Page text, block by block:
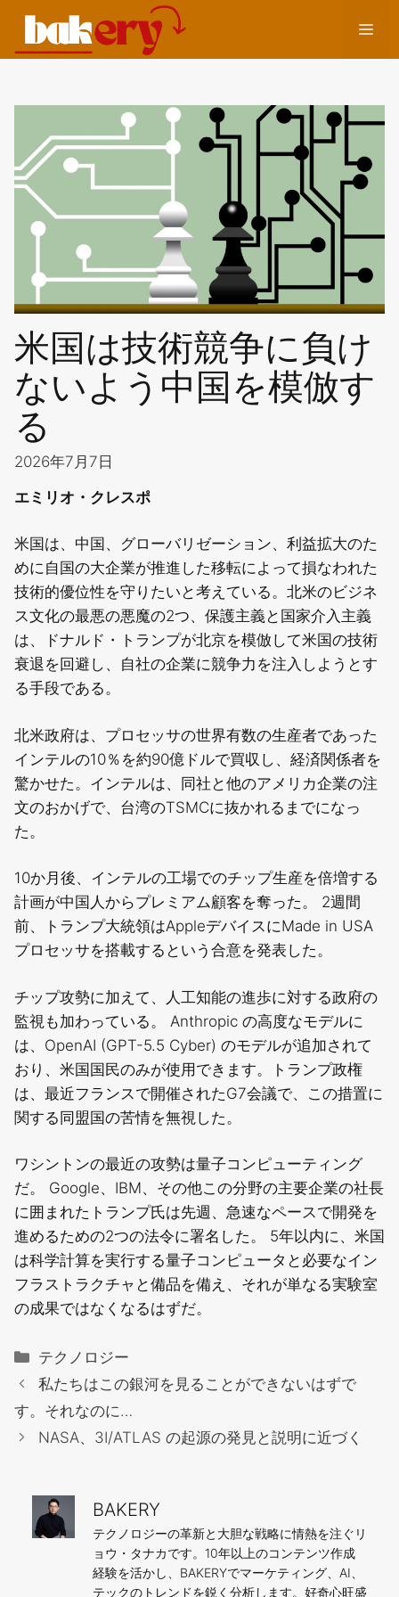
テ
メ
米国は技術競争に負け
ないよう中国を模倣す
る
2026年7月7日
エミリオ・クレスポ
米国は、中国、グローバリゼーション、利益拡大のた
めに自国の大企業が推進した移転によって損なわれた
技術的優位性を守りたいと考えている。北米のビジネ
ス文化の最悪の悪魔の2つ、保護主義と国家介入主義
は、ドナルド・トランプが北京を模倣して米国の技術
衰退を回避し、自社の企業に競争力を注入しようとす
る手段である。
北米政府は、プロセッサの世界有数の生産者であった
インテルの10％を約90億ドルで買収し、経済関係者を
驚かせた。インテルは、同社と他のアメリカ企業の注
文のおかげで、台湾のTSMCに抜かれるまでになっ
た。
10か月後、インテルの工場でのチップ生産を倍増する
計画が中国人からプレミアム顧客を奪った。 2週間
前、トランプ大統領はAppleデバイスにMade in USA
プロセッサを搭載するという合意を発表した。
チップ攻勢に加えて、人工知能の進歩に対する政府の
監視も加わっている。 Anthropic の高度なモデルに
は、OpenAI (GPT-5.5 Cyber​​) のモデルが追加されて
おり、米国国民のみが使用できます。トランプ政権
は、最近フランスで開催されたG7会議で、この措置に
関する同盟国の苦情を無視した。
ワシントンの最近の攻勢は量子コンピューティング
だ。 Google、IBM、その他この分野の主要企業の社長
に囲まれたトランプ氏は先週、急速なペースで開発を
進めるための2つの法令に署名した。 5年以内に、米国
は科学計算を実行する量子コンピュータと必要なイン
フラストラクチャと備品を備え、それが単なる実験室
の成果ではなくなるはずだ。
カ
テ
リ
ー
テクノロジー
私たちはこの銀河を見ることができないはずで
す。それなのに…
NASA、3I/ATLAS の起源の発見と説明に近づく
BAKERY
テクノロジーの革新と大胆な戦略に情熱を注ぐリ
ョウ・タナカです。10年以上のコンテンツ作成
経験を活かし、BAKERYでマーケティング、AI、
テックのトレンドを鋭く分析します。好奇心旺盛